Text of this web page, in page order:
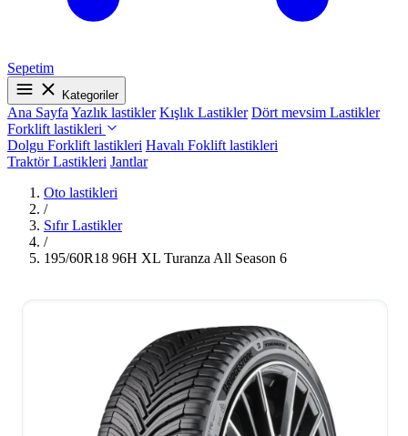
Sepetim
Kategoriler
Ana Sayfa Yazlık lastikler Kışlık Lastikler Dört mevsim Lastikler
Forklift lastikleri
Dolgu Forklift lastikleri Havalı Foklift lastikleri
Traktör Lastikleri Jantlar
Oto lastikleri
/
Sıfır Lastikler
/
195/60R18 96H XL Turanza All Season 6